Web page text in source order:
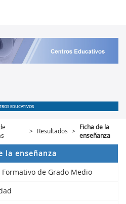
EDUCATIVOS
> Resultados > Ficha de la
enseñanza
la enseñanza
Formativo de Grado Medio